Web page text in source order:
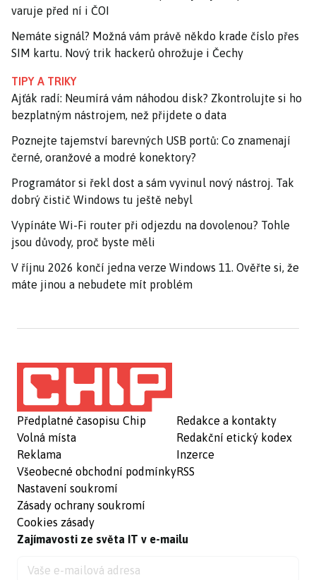
varuje před ní i ČOI
Nemáte signál? Možná vám právě někdo krade číslo přes
SIM kartu. Nový trik hackerů ohrožuje i Čechy
TIPY A TRIKY
Ajťák radí: Neumírá vám náhodou disk? Zkontrolujte si ho
bezplatným nástrojem, než přijdete o data
Poznejte tajemství barevných USB portů: Co znamenají
černé, oranžové a modré konektory?
Programátor si řekl dost a sám vyvinul nový nástroj. Tak
dobrý čistič Windows tu ještě nebyl
Vypínáte Wi-Fi router při odjezdu na dovolenou? Tohle
jsou důvody, proč byste měli
V říjnu 2026 končí jedna verze Windows 11. Ověřte si, že
máte jinou a nebudete mít problém
Předplatné časopisu Chip
Volná místa
Reklama
Všeobecné obchodní podmínky
Nastavení soukromí
Zásady ochrany soukromí
Cookies zásady
Redakce a kontakty
Redakční etický kodex
Inzerce
RSS
Zajímavosti ze světa IT v e-mailu